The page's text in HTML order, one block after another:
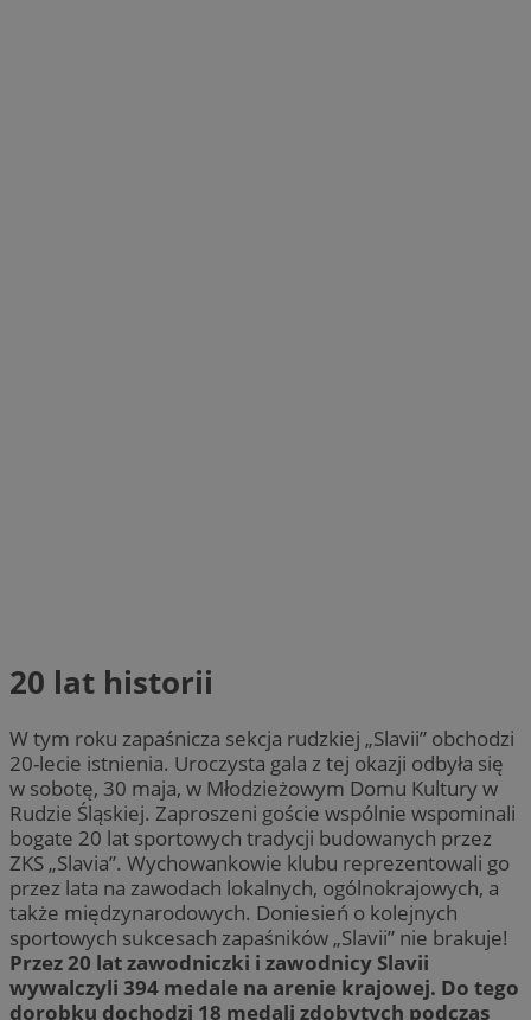
20 lat historii
W tym roku zapaśnicza sekcja rudzkiej „Slavii” obchodzi
20-lecie istnienia. Uroczysta gala z tej okazji odbyła się
w sobotę, 30 maja, w Młodzieżowym Domu Kultury w
Rudzie Śląskiej. Zaproszeni goście wspólnie wspominali
bogate 20 lat sportowych tradycji budowanych przez
ZKS „Slavia”. Wychowankowie klubu reprezentowali go
przez lata na zawodach lokalnych, ogólnokrajowych, a
także międzynarodowych. Doniesień o kolejnych
sportowych sukcesach zapaśników „Slavii” nie brakuje!
Przez 20 lat zawodniczki i zawodnicy Slavii
wywalczyli 394 medale na arenie krajowej. Do tego
dorobku dochodzi 18 medali zdobytych podczas